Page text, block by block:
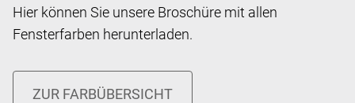
Hier können Sie unsere Broschüre mit allen
Fensterfarben herunterladen.